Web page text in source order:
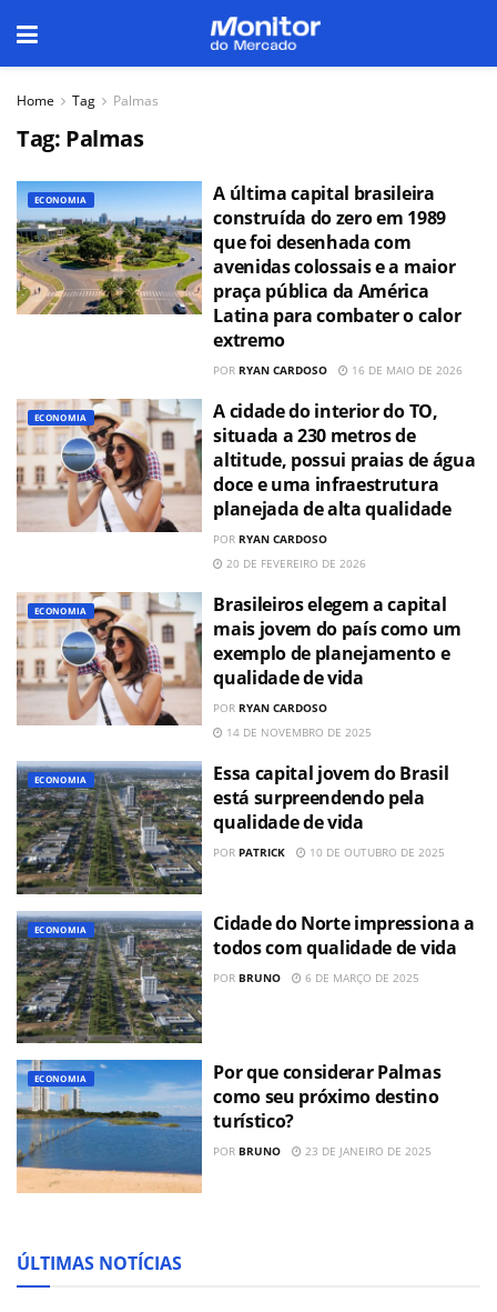
Home Tag Palmas
Tag: Palmas
ECONOMIA
A última capital brasileira
construída do zero em 1989
que foi desenhada com
avenidas colossais e a maior
praça pública da América
Latina para combater o calor
extremo
POR RYAN CARDOSO 16 DE MAIO DE 2026
ECONOMIA
A cidade do interior do TO,
situada a 230 metros de
altitude, possui praias de água
doce e uma infraestrutura
planejada de alta qualidade
POR RYAN CARDOSO
20 DE FEVEREIRO DE 2026
ECONOMIA
Brasileiros elegem a capital
mais jovem do país como um
exemplo de planejamento e
qualidade de vida
POR RYAN CARDOSO
14 DE NOVEMBRO DE 2025
ECONOMIA
Essa capital jovem do Brasil
está surpreendendo pela
qualidade de vida
POR PATRICK 10 DE OUTUBRO DE 2025
ECONOMIA
Cidade do Norte impressiona a
todos com qualidade de vida
POR BRUNO 6 DE MARÇO DE 2025
ECONOMIA
Por que considerar Palmas
como seu próximo destino
turístico?
POR BRUNO 23 DE JANEIRO DE 2025
ÚLTIMAS NOTÍCIAS